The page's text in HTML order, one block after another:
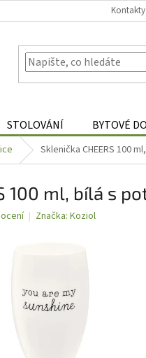
Kontakty
STOLOVÁNÍ BYTOVÉ
Sklenička CHEERS 100
100 ml, bílá s
Značka: Koziol